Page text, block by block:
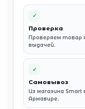
✓
Проверка
Проверяем товар
выдачей.
✓
Самовывоз
Из магазина Smart
Армавире.